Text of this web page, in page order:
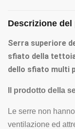
Descrizione
Serra superiore
sfiato della
dello sfiato multi
Il prodotto della
Le serre non
ventilazione ed